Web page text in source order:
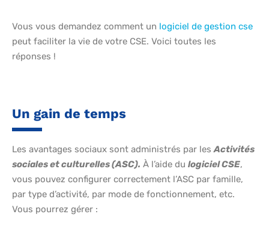
Vous vous demandez comment un logiciel de gestion cse
peut faciliter la vie de votre CSE. Voici toutes les
réponses !
Un gain de temps
Les avantages sociaux sont administrés par lesActivités
sociales et culturelles (ASC). À l’aide du logiciel CSE,
vous pouvez configurer correctement l’ASC par famille,
par type d’activité, par mode de fonctionnement, etc.
Vous pourrez gérer :